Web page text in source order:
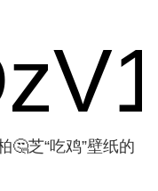
🤔芝“吃鸡”壁纸的